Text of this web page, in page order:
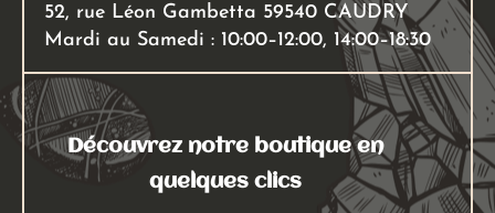
52, rue Léon Gambetta 59540 CAUDRY
Mardi au Samedi : 10:00–12:00, 14:00–18:30
Découvrez notre boutique en
quelques clics